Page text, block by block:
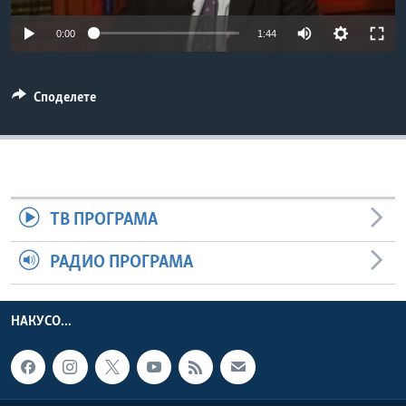
ИНТЕРВЈУА
Јазици
0:00 1:44
Споделете
ТВ ПРОГРАМА
РАДИО ПРОГРАМА
НАКУСО...